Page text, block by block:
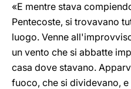
«E mentre stava
Pentecoste, si trovavano
luogo. Venne
un vento che si abbatte
casa dove stavano.
fuoco, che si dividevano,